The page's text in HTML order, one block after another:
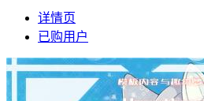
详情页
已购用户